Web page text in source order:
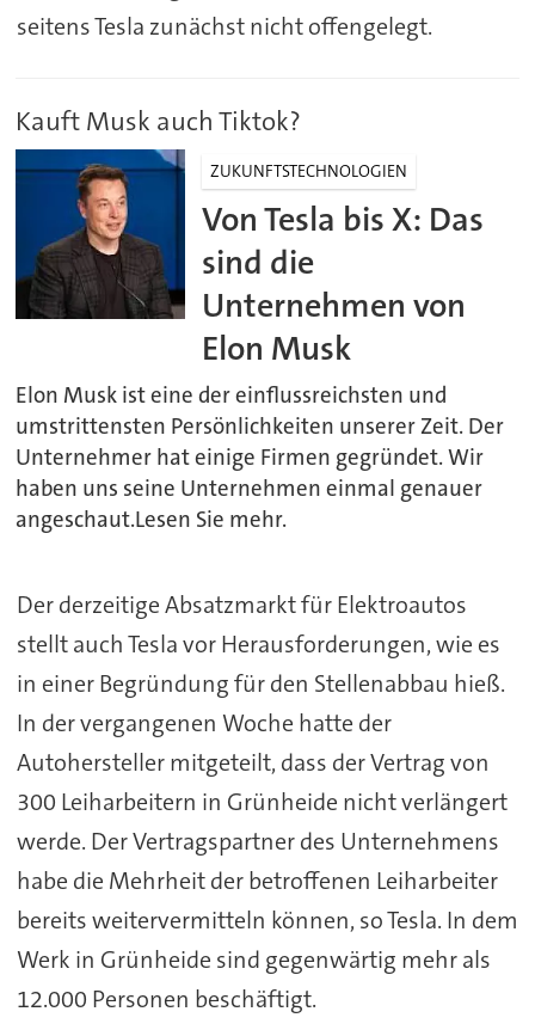
seitens Tesla zunächst nicht offengelegt.
Kauft Musk auch Tiktok?
ZUKUNFTSTECHNOLOGIEN
Von Tesla bis X: Das
sind die
Unternehmen von
Elon Musk
Elon Musk ist eine der einflussreichsten und
umstrittensten Persönlichkeiten unserer Zeit. Der
Unternehmer hat einige Firmen gegründet. Wir
haben uns seine Unternehmen einmal genauer
angeschaut.Lesen Sie mehr.
Der derzeitige Absatzmarkt für Elektroautos
stellt auch Tesla vor Herausforderungen, wie es
in einer Begründung für den Stellenabbau hieß.
In der vergangenen Woche hatte der
Autohersteller mitgeteilt, dass der Vertrag von
300 Leiharbeitern in Grünheide nicht verlängert
werde. Der Vertragspartner des Unternehmens
habe die Mehrheit der betroffenen Leiharbeiter
bereits weitervermitteln können, so Tesla. In dem
Werk in Grünheide sind gegenwärtig mehr als
12.000 Personen beschäftigt.